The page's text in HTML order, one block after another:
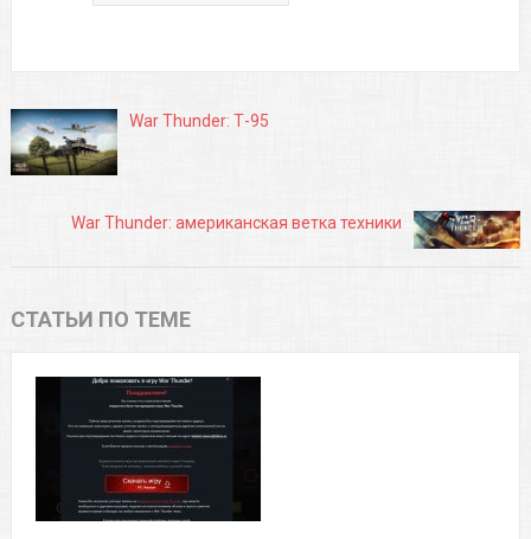
War Thunder: Т-95
War Thunder: американская ветка техники
СТАТЬИ ПО ТЕМЕ